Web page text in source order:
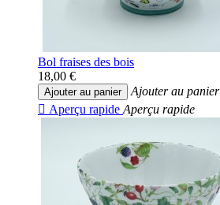
Bol fraises des bois
18,00 €
Ajouter au panier
Ajouter au panier
 Aperçu rapide Aperçu rapide